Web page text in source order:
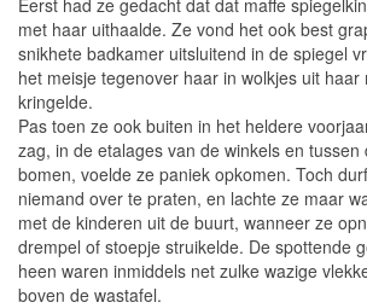
Eerst had ze gedacht dat dat maffe
met haar uithaalde. Ze vond het ook best
snikhete badkamer uitsluitend in de spiegel
het meisje tegenover haar in wolkjes uit haar
kringelde.
Pas toen ze ook buiten in het heldere
zag, in de etalages van de winkels en
bomen, voelde ze paniek opkomen. Toch
niemand over te praten, en lachte ze maar
met de kinderen uit de buurt, wanneer ze
drempel of stoepje struikelde. De spottende
heen waren inmiddels net zulke wazige
boven de wastafel.